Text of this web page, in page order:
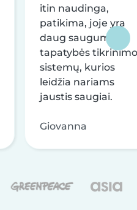
itin naudinga,
patikima, joje yra
daug saugumo ir
tapatybės tikrinimo
sistemų, kurios
leidžia nariams
jaustis saugiai.
Giovanna